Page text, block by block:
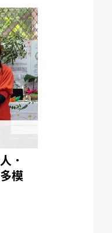
．
模